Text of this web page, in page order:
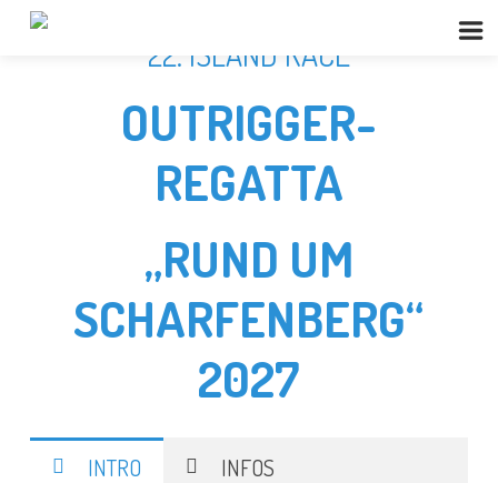
22. ISLAND RACE
OUTRIGGER-
REGATTA
„RUND UM
SCHARFENBERG“
2027
INTRO
INFOS